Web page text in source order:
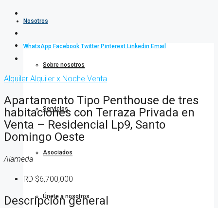
Nosotros
Sobre nosotros
Servicios
Asociados
Únete a nosotros
WhatsApp Facebook Twitter Pinterest Linkedin Email
Alquiler Alquiler x Noche Venta
Apartamento Tipo Penthouse de tres
habitaciones con Terraza Privada en
Venta – Residencial Lp9, Santo
Domingo Oeste
Alameda
RD $6,700,000
Descripción general